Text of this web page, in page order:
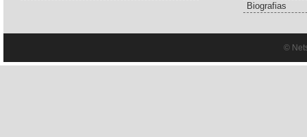
Biografias
©